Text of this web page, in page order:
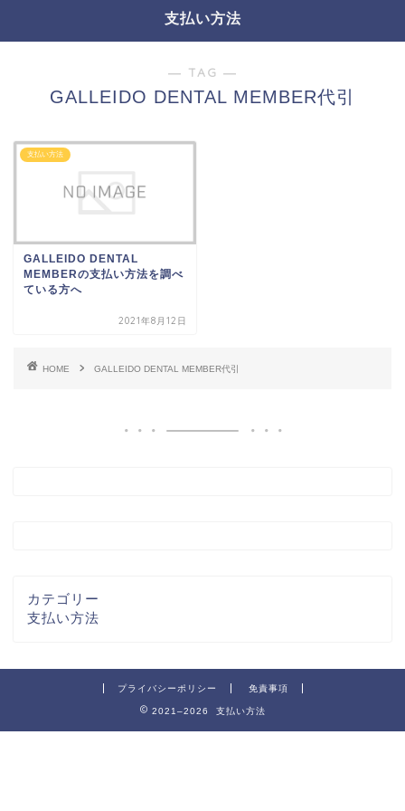
支払い方法
― TAG ―
GALLEIDO DENTAL MEMBER代引
支払い方法
GALLEIDO DENTAL
MEMBERの支払い方法を調べ
ている方へ
2021年8月12日
HOME GALLEIDO DENTAL MEMBER代引
カテゴリー
支払い方法
プライバシーポリシー 免責事項
2021–2026 支払い方法